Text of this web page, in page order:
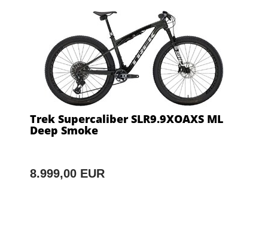
Trek Supercaliber SLR9.9XOAXS ML
Deep Smoke
8.999,00 EUR